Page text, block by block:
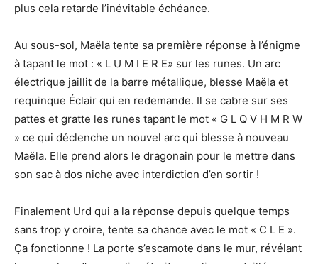
plus cela retarde l’inévitable échéance.
Au sous-sol, Maëla tente sa première réponse à l’énigme
à tapant le mot : « L U M I E R E» sur les runes. Un arc
électrique jaillit de la barre métallique, blesse Maëla et
requinque Éclair qui en redemande. Il se cabre sur ses
pattes et gratte les runes tapant le mot « G L Q V H M R W
» ce qui déclenche un nouvel arc qui blesse à nouveau
Maëla. Elle prend alors le dragonain pour le mettre dans
son sac à dos niche avec interdiction d’en sortir !
Finalement Urd qui a la réponse depuis quelque temps
sans trop y croire, tente sa chance avec le mot « C L E ».
Ça fonctionne ! La porte s’escamote dans le mur, révélant